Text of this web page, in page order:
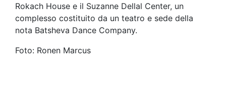
Rokach House e il Suzanne Dellal Center, un
complesso costituito da un teatro e sede della
nota Batsheva Dance Company.
Foto: Ronen Marcus